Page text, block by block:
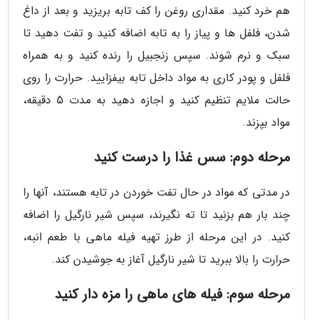
هم خرد کنید. مقداری روغن را کف تابه بریزید و بعد از داغ
شدن، فلفل ها و پیاز را به تابه اضافه کنید و تفت دهید تا
سبک و نرم شوند. سپس زنجبیل را رنده کنید و به همراه
فلفل و پودر کاری به مواد داخل تابه بیفزایید. حرارت را روی
حالت ملایم تنظیم کنید و اجازه دهید به مدت 5 دقیقه،
مواد بپزند.
مرحله دوم: سس غذا را درست کنید
در مدتی که مواد در حال تفت خوردن در تابه هستند، آنها را
چند بار هم بزنید تا ته نگیرند، سپس شیر نارگیل را اضافه
کنید. در این مرحله از طرز تهیه فیله ماهی با طعم انبه،
حرارت را بالا ببرید تا شیر نارگیل آغاز به جوشیدن کند.
مرحله سوم: فیله های ماهی را مزه دار کنید